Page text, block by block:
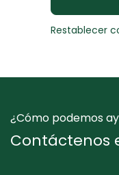
Restablecer
¿Cómo podemos
Contáctenos